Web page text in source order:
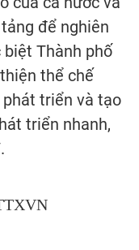
để nghiên
Thành phố
thể chế
triển và tạo
triển nhanh,